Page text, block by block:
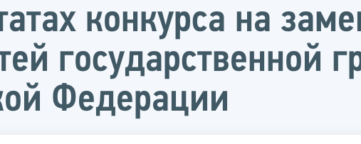
конкурса на
государственной
Федерации